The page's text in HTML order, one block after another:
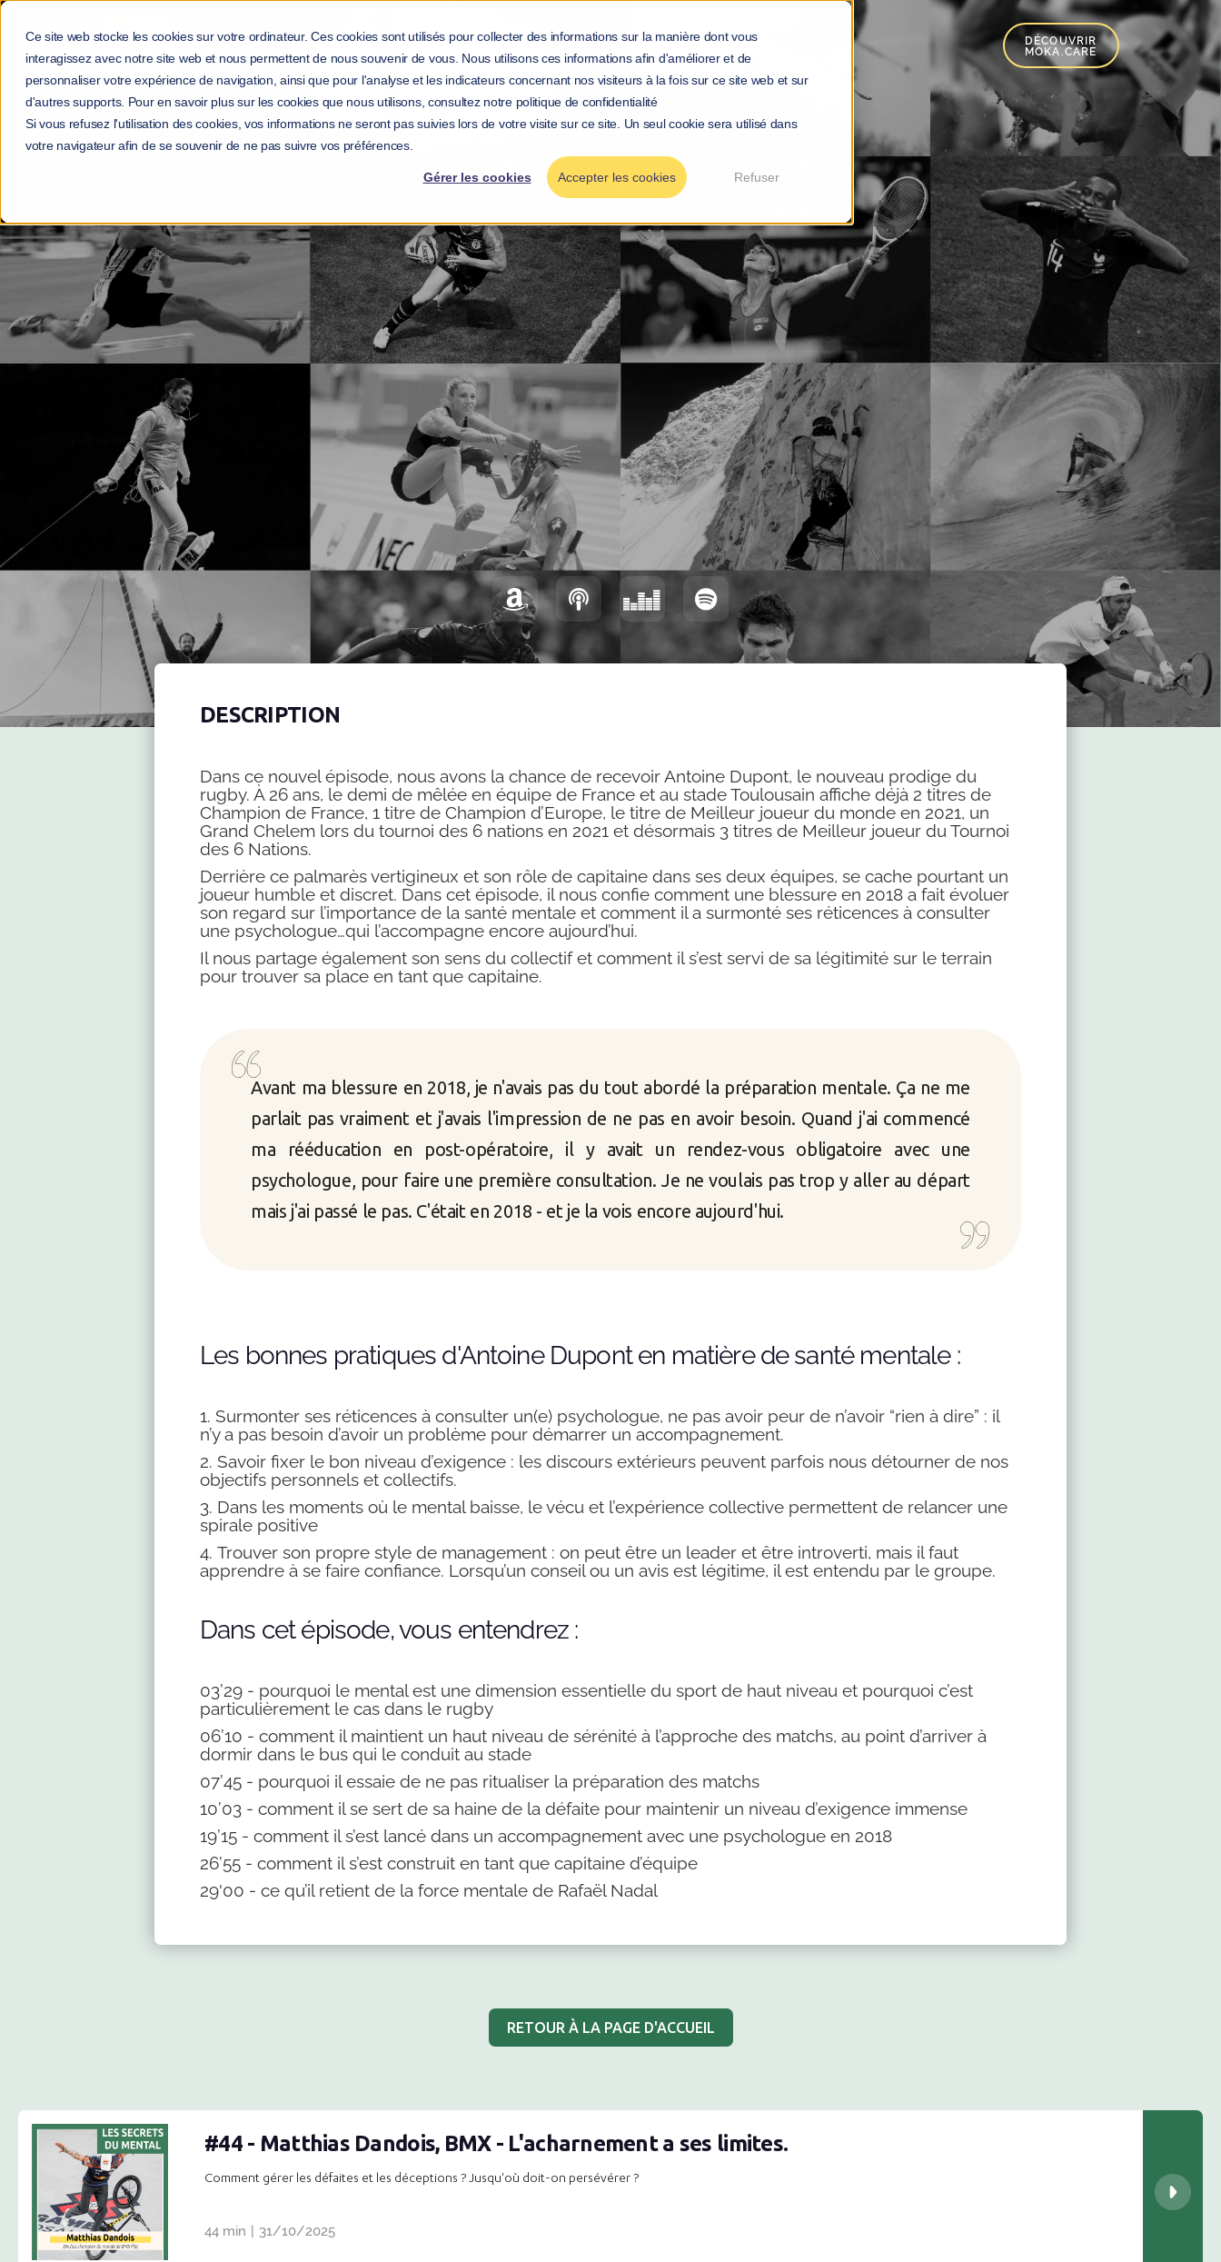
Ce site web stocke les cookies sur votre ordinateur. Ces cookies sont utilisés pour collecter des informations sur la manière dont vous
interagissez avec notre site web et nous permettent de nous souvenir de vous. Nous utilisons ces informations afin d'améliorer et de
personnaliser votre expérience de navigation, ainsi que pour l'analyse et les indicateurs concernant nos visiteurs à la fois sur ce site web et sur
d'autres supports. Pour en savoir plus sur les cookies que nous utilisons, consultez notre politique de confidentialité
Si vous refusez l'utilisation des cookies, vos informations ne seront pas suivies lors de votre visite sur ce site. Un seul cookie sera utilisé dans
votre navigateur afin de se souvenir de ne pas suivre vos préférences.
Gérer les cookies Accepter les cookies Refuser
DÉCOUVRIR
MOKA.CARE
DESCRIPTION
Dans ce nouvel épisode, nous avons la chance de recevoir Antoine Dupont, le nouveau prodige du
rugby. À 26 ans, le demi de mêlée en équipe de France et au stade Toulousain affiche déjà 2 titres de
Champion de France, 1 titre de Champion d’Europe, le titre de Meilleur joueur du monde en 2021, un
Grand Chelem lors du tournoi des 6 nations en 2021 et désormais 3 titres de Meilleur joueur du Tournoi
des 6 Nations.
Derrière ce palmarès vertigineux et son rôle de capitaine dans ses deux équipes, se cache pourtant un
joueur humble et discret. Dans cet épisode, il nous confie comment une blessure en 2018 a fait évoluer
son regard sur l’importance de la santé mentale et comment il a surmonté ses réticences à consulter
une psychologue…qui l’accompagne encore aujourd’hui.
Il nous partage également son sens du collectif et comment il s’est servi de sa légitimité sur le terrain
pour trouver sa place en tant que capitaine.
Avant ma blessure en 2018, je n'avais pas du tout abordé la préparation mentale. Ça ne me
parlait pas vraiment et j'avais l'impression de ne pas en avoir besoin. Quand j'ai commencé
ma rééducation en post-opératoire, il y avait un rendez-vous obligatoire avec une
psychologue, pour faire une première consultation. Je ne voulais pas trop y aller au départ
mais j'ai passé le pas. C'était en 2018 - et je la vois encore aujourd'hui.
Les bonnes pratiques d'Antoine Dupont en matière de santé mentale :
1. Surmonter ses réticences à consulter un(e) psychologue, ne pas avoir peur de n’avoir “rien à dire” : il
n’y a pas besoin d’avoir un problème pour démarrer un accompagnement.
2. Savoir fixer le bon niveau d’exigence : les discours extérieurs peuvent parfois nous détourner de nos
objectifs personnels et collectifs.
3. Dans les moments où le mental baisse, le vécu et l’expérience collective permettent de relancer une
spirale positive
4. Trouver son propre style de management : on peut être un leader et être introverti, mais il faut
apprendre à se faire confiance. Lorsqu’un conseil ou un avis est légitime, il est entendu par le groupe.
Dans cet épisode, vous entendrez :
03’29 - pourquoi le mental est une dimension essentielle du sport de haut niveau et pourquoi c’est
particulièrement le cas dans le rugby
06’10 - comment il maintient un haut niveau de sérénité à l’approche des matchs, au point d’arriver à
dormir dans le bus qui le conduit au stade
07’45 - pourquoi il essaie de ne pas ritualiser la préparation des matchs
10’03 - comment il se sert de sa haine de la défaite pour maintenir un niveau d’exigence immense
19’15 - comment il s’est lancé dans un accompagnement avec une psychologue en 2018
26’55 - comment il s’est construit en tant que capitaine d’équipe
29'00 - ce qu’il retient de la force mentale de Rafaël Nadal
RETOUR À LA PAGE D'ACCUEIL
#44 - Matthias Dandois, BMX - L'acharnement a ses limites.
Comment gérer les défaites et les déceptions ? Jusqu'où doit-on persévérer ?
44 min | 31/10/2025